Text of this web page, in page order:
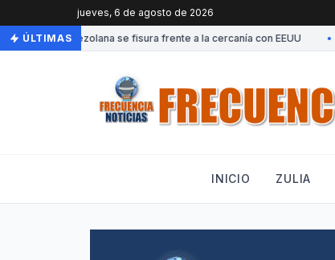
jueves, 6 de agosto de 2026
ÚLTIMAS • Llega a Venezuela Dinorah Figuera para
INICIO ZULIA